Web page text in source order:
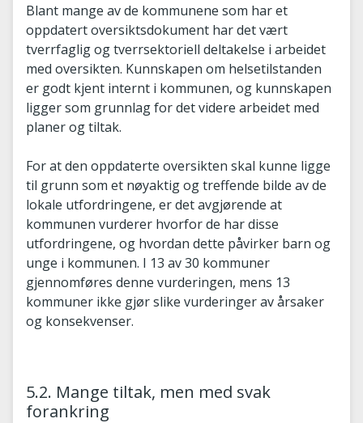
Blant mange av de kommunene som har et
oppdatert oversiktsdokument har det vært
tverrfaglig og tverrsektoriell deltakelse i arbeidet
med oversikten. Kunnskapen om helsetilstanden
er godt kjent internt i kommunen, og kunnskapen
ligger som grunnlag for det videre arbeidet med
planer og tiltak.
For at den oppdaterte oversikten skal kunne ligge
til grunn som et nøyaktig og treffende bilde av de
lokale utfordringene, er det avgjørende at
kommunen vurderer hvorfor de har disse
utfordringene, og hvordan dette påvirker barn og
unge i kommunen. I 13 av 30 kommuner
gjennomføres denne vurderingen, mens 13
kommuner ikke gjør slike vurderinger av årsaker
og konsekvenser.
5.2. Mange tiltak, men med svak
forankring